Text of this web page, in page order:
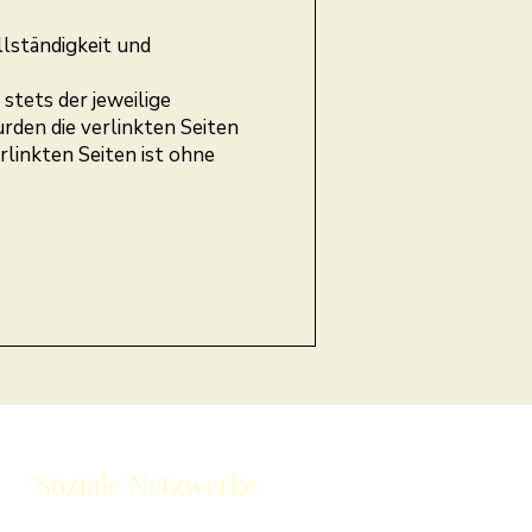
und
der jeweilige
die verlinkten Seiten
Seiten ist ohne
Soziale Netzwerke